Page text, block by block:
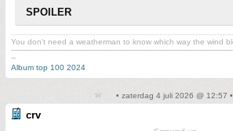
SPOILER
You don't need a weatherman to know which way the wind
--
Album top 100 2024
• zaterdag 4 juli 2026 @ 12:57
crv